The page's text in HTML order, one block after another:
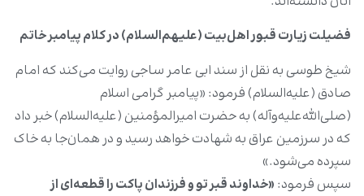
فضیلت زیارت قبور اهل‌بیت (علیهم‌السلام) در کلام پیامبر خاتم
شیخ طوسی به نقل از سند ابی عامر ساجی روایت می‌کند که امام
صادق (علیه‌السلام) فرمود: «پیامبر گرامی اسلام
(صلی‌الله‌علیه‌وآله) به حضرت امیرالمؤمنین (علیه‌السلام) خبر داد
که در سرزمین عراق به شهادت خواهد رسید و در همان‌جا به خاک
سپرده می‌شود.»
سپس فرمود: «خداوند قبر تو و فرزندان پاکت را قطعه‌ای از